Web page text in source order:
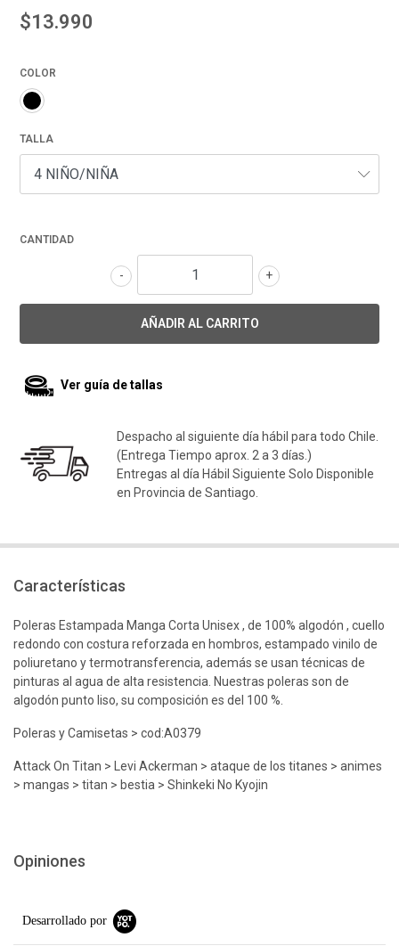
$13.990
COLOR
TALLA
CANTIDAD
+
-
Ver guía de tallas
Despacho al siguiente día hábil para todo Chile.
(Entrega Tiempo aprox. 2 a 3 días.)
Entregas al día Hábil Siguiente Solo Disponible
en Provincia de Santiago.
Características
Poleras Estampada Manga Corta Unisex , de 100% algodón , cuello
redondo con costura reforzada en hombros, estampado vinilo de
poliuretano y termotransferencia, además se usan técnicas de
pinturas al agua de alta resistencia. Nuestras poleras son de
algodón punto liso, su composición es del 100 %.
Poleras y Camisetas > cod:A0379
Attack On Titan > Levi Ackerman > ataque de los titanes > animes
> mangas > titan > bestia > Shinkeki No Kyojin
Opiniones
Desarrollado por